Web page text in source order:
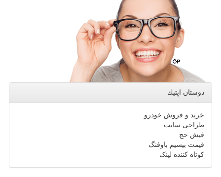
دوستان اپتیك
خرید و فروش خودرو
طراحی سایت
فیش حج
قیمت بیسیم باوفنگ
کوتاه کننده لینک